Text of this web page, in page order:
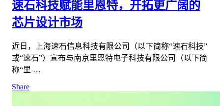
速石科技赋能里恩特，开拓更广阔的
芯片设计市场
近日，上海速石信息科技有限公司（以下简称“速石科技”
或“速石”）宣布与南京里恩特电子科技有限公司（以下简
称“里 …
Share